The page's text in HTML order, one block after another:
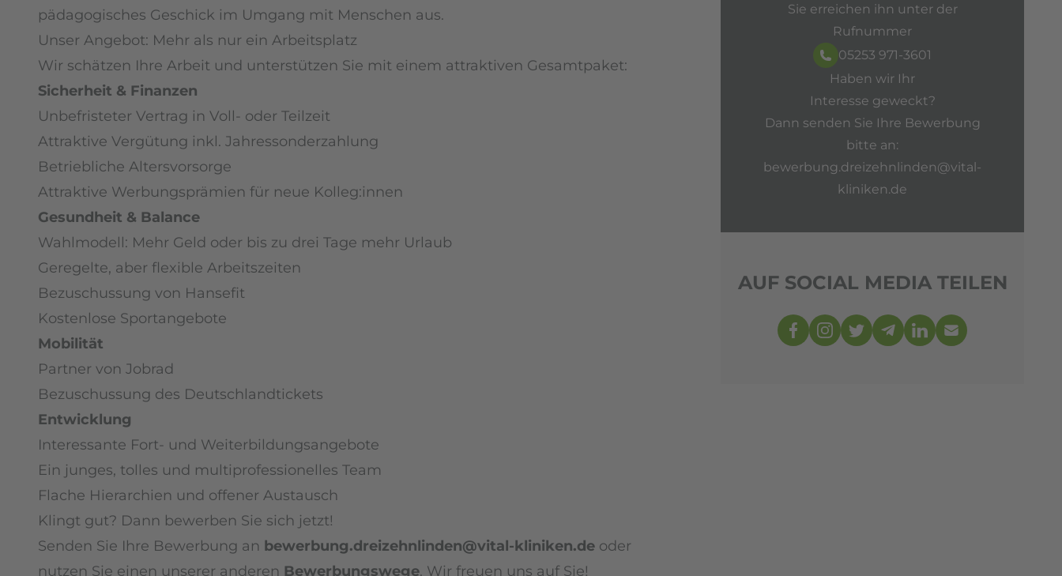
pädagogisches Geschick im Umgang mit Menschen aus.
Unser Angebot: Mehr als nur ein Arbeitsplatz
Wir schätzen Ihre Arbeit und unterstützen Sie mit einem attraktiven Gesamtpaket:
Sicherheit & Finanzen
Unbefristeter Vertrag in Voll- oder Teilzeit
Attraktive Vergütung inkl. Jahressonderzahlung
Betriebliche Altersvorsorge
Attraktive Werbungsprämien für neue Kolleg:innen
Gesundheit & Balance
Wahlmodell: Mehr Geld oder bis zu drei Tage mehr Urlaub
Geregelte, aber flexible Arbeitszeiten
Bezuschussung von Hansefit
Kostenlose Sportangebote
Mobilität
Partner von Jobrad
Bezuschussung des Deutschlandtickets
Entwicklung
Interessante Fort- und Weiterbildungsangebote
Ein junges, tolles und multiprofessionelles Team
Flache Hierarchien und offener Austausch
Klingt gut? Dann bewerben Sie sich jetzt!
Senden Sie Ihre Bewerbung an bewerbung.dreizehnlinden@vital-kliniken.de oder
nutzen Sie einen unserer anderen Bewerbungswege. Wir freuen uns auf Sie!
Sie erreichen ihn unter der
Rufnummer
05253 971-3601
Haben wir Ihr
Interesse geweckt?
Dann senden Sie Ihre Bewerbung
bitte an:
bewerbung.dreizehnlinden@vital-
kliniken.de
AUF SOCIAL MEDIA TEILEN